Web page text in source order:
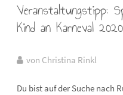
Veranstaltungstipp:
Kind an Karneval 2020
von Christina Rinkl
Du bist auf der Suche nach